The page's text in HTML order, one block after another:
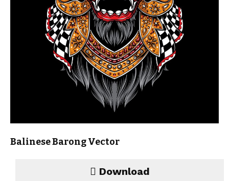
Balinese Barong Vector
Download